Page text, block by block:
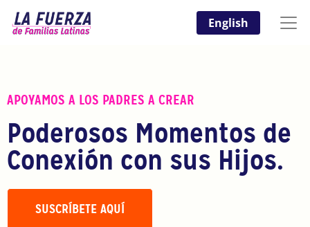
English
APOYAMOS A LOS PADRES A CREAR
Poderosos Momentos de
Conexión con sus Hijos.
SUSCRÍBETE AQUÍ